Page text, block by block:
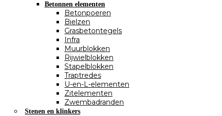
Betonnen elementen
Betonpoeren
Bielzen
Grasbetontegels
Infra
Muurblokken
Rijwielblokken
Stapelblokken
Traptredes
U-en-L-elementen
Zitelementen
Zwembadranden
Stenen en klinkers